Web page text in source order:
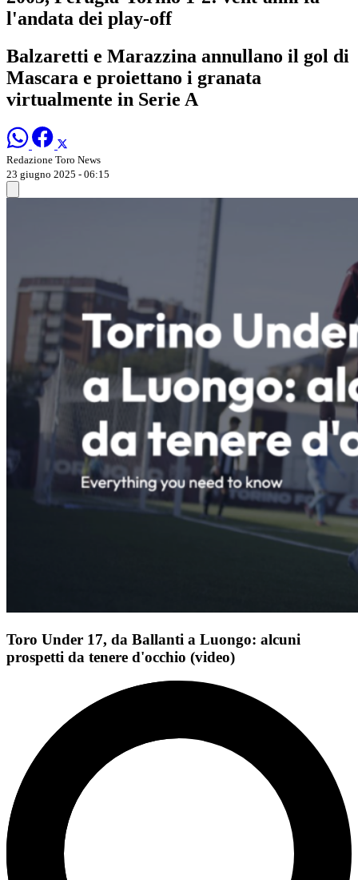
l'andata dei play-off
Balzaretti e Marazzina annullano il gol di
Mascara e proiettano i granata
virtualmente in Serie A
Redazione Toro News
23 giugno 2025 - 06:15
Toro Under 17, da Ballanti a Luongo: alcuni
prospetti da tenere d'occhio (video)